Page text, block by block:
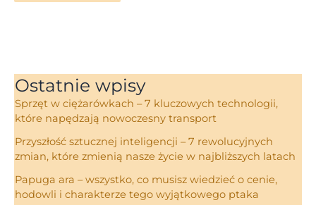
Ostatnie wpisy
Sprzęt w ciężarówkach – 7 kluczowych technologii,
które napędzają nowoczesny transport
Przyszłość sztucznej inteligencji – 7 rewolucyjnych
zmian, które zmienią nasze życie w najbliższych latach
Papuga ara – wszystko, co musisz wiedzieć o cenie,
hodowli i charakterze tego wyjątkowego ptaka